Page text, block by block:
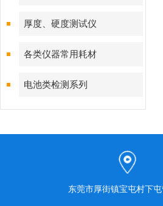
厚度、硬度测试仪
各类仪器常用耗材
电池类检测系列
东莞市厚街镇宝屯村下